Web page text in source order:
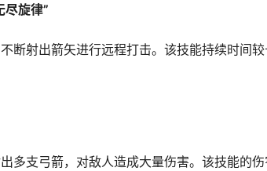
尽旋律”
断射出箭矢进行远程打击。该技能持续时间
多支弓箭，对敌人造成大量伤害。该技能的伤